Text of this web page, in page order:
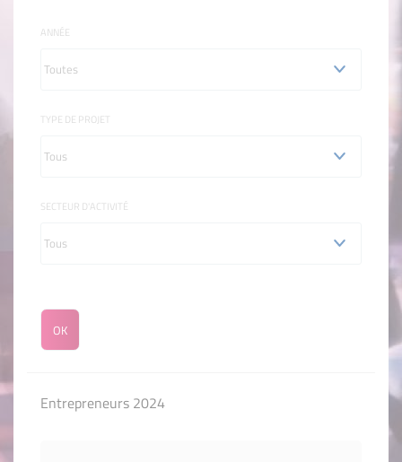
ANNÉE
TYPE DE PROJET
SECTEUR D'ACTIVITÉ
Entrepreneurs 2024